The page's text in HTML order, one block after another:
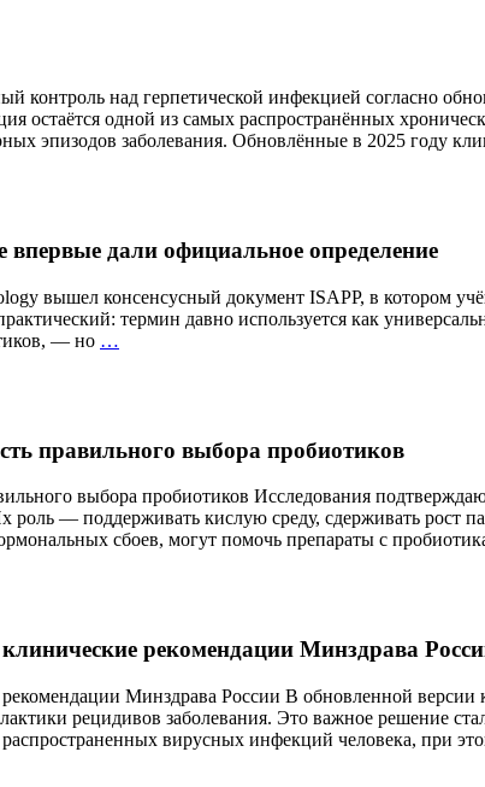
контроль над герпетической инфекцией согласно
остаётся одной из самых распространённых
эпизодов заболевания. Обновлённые в 2025 году
дали официальное определение
вышел консенсусный документ ISAPP, в котором
термин давно используется как
— но …
значит?
впервые
дали
официальное
определение
правильного выбора пробиотиков
выбора пробиотиков Исследования
— поддерживать кислую среду, сдерживать рост
сбоев, могут помочь препараты с
рекомендации Минздрава
Минздрава России В обновленной
рецидивов заболевания. Это важное решение
вирусных инфекций человека, при